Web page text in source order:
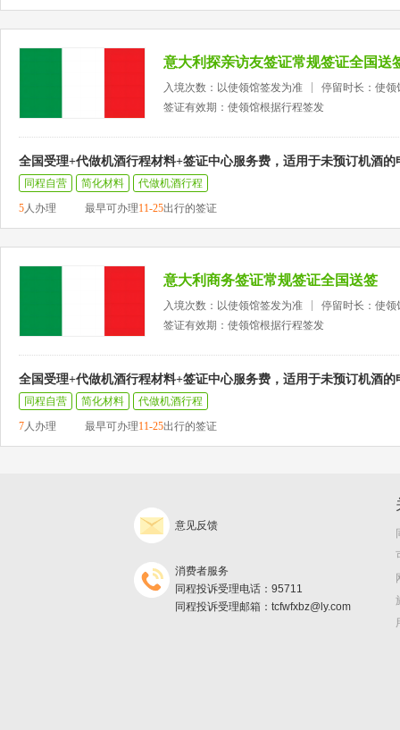
意大利探亲访友签证常规签证全国送
入境次数：以使领馆签发为准
停留时长：使领
签证有效期：使领馆根据行程签发
全国受理+代做机酒行程材料+签证中心服务费，适用于未预订机酒的
同程自营 简化材料
代做机酒行程
5人办理 最早可办理11-25出行的签证
意大利商务签证常规签证全国送签
入境次数：以使领馆签发为准
停留时长：使领
签证有效期：使领馆根据行程签发
全国受理+代做机酒行程材料+签证中心服务费，适用于未预订机酒的
同程自营 简化材料
代做机酒行程
7人办理 最早可办理11-25出行的签证
意见反馈
消费者服务
同程投诉受理电话：95711
同程投诉受理邮箱：tcfwfxbz@ly.com